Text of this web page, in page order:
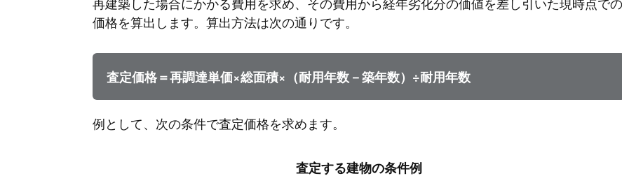
価格を算出します。算出方法は次の通りです。
査定価格＝再調達単価×総面積×（耐用年数－築年数）÷耐用年数
例として、次の条件で査定価格を求めます。
査定する建物の条件例